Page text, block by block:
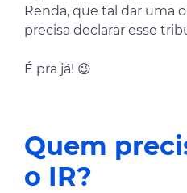
Renda, que tal dar uma
precisa declarar esse
É pra já! 😉
Quem
o IR?